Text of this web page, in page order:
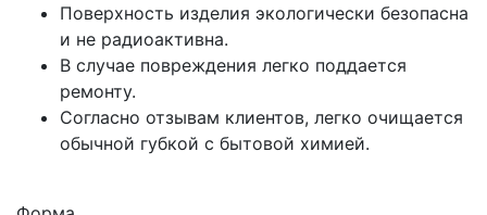
Поверхность изделия экологически безопасна
и не радиоактивна.
В случае повреждения легко поддается
ремонту.
Согласно отзывам клиентов, легко очищается
обычной губкой с бытовой химией.